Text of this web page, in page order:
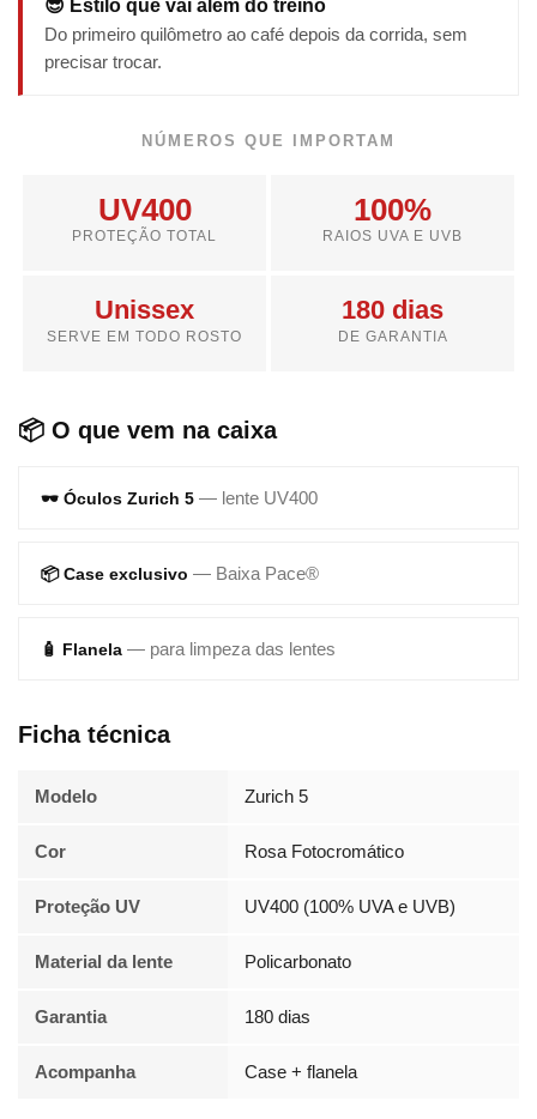
😎 Estilo que vai além do treino
Do primeiro quilômetro ao café depois da corrida, sem
precisar trocar.
NÚMEROS QUE IMPORTAM
UV400
PROTEÇÃO TOTAL
100%
RAIOS UVA E UVB
Unissex
SERVE EM TODO ROSTO
180 dias
DE GARANTIA
📦 O que vem na caixa
🕶️ Óculos Zurich 5 — lente UV400
📦 Case exclusivo — Baixa Pace®
🧴 Flanela — para limpeza das lentes
Ficha técnica
Modelo Zurich 5
Cor Rosa Fotocromático
Proteção UV UV400 (100% UVA e UVB)
Material da lente Policarbonato
Garantia 180 dias
Acompanha Case + flanela